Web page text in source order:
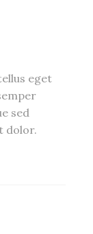
eget
sed
dolor.